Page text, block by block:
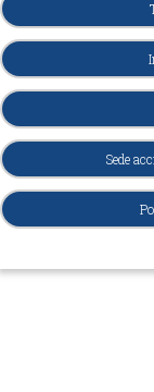
Sede